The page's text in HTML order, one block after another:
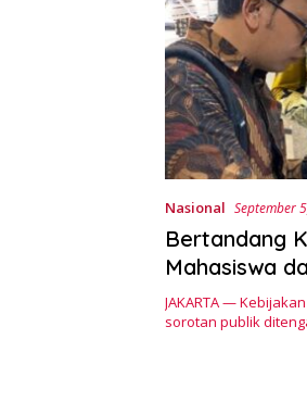
Nasional September
Bertandang
Mahasiswa
Sulbar
JAKARTA —
sorotan publik